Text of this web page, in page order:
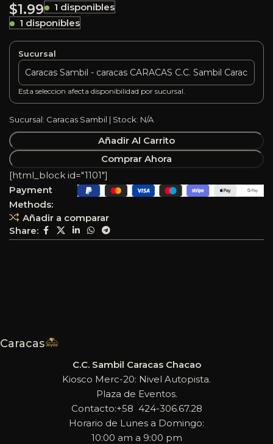
$1.99
1 disponibles
1 disponibles
Sucursal
Esta seleccion afecta disponibilidad por sucursal.
Sucursal: Caracas Sambil | Stock: N/A
Añadir Al Carrito
Comprar Ahora
Añadir a comparar
Share:
[html_block id="1101"]
Payment
Methods:
Caracas
C.C. Sambil Caracas Chacao
Kiosco Merc-20: Nivel Autopista.
Plaza de Eventos.
Contacto:+58 424-306.67.28
Horario de Lunes a Domingo:
10:00 am a 9:00 pm